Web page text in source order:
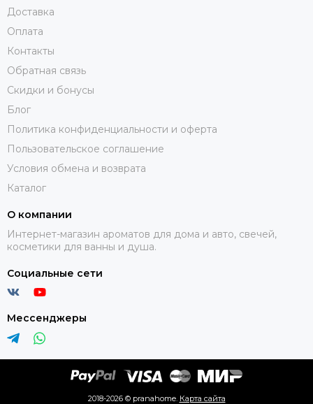
Доставка
Оплата
Контакты
Обратная связь
Скидки и бонусы
Блог
Политика конфиденциальности и оферта
Пользовательское соглашение
Условия обмена и возврата
Каталог
О компании
Интернет-магазин ароматов для дома и авто, свечей,
косметики для ванны и душа.
Социальные сети
Мессенджеры
2018-2026 © pranahome. Карта сайта